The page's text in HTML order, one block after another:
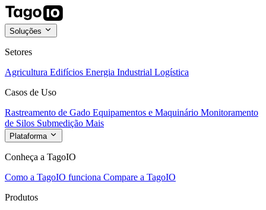
Soluções
Setores
Agricultura Edifícios Energia Industrial Logística
Casos de Uso
Rastreamento de Gado Equipamentos e Maquinário Monitoramento
de Silos Submedição Mais
Plataforma
Conheça a TagoIO
Como a TagoIO funciona Compare a TagoIO
Produtos